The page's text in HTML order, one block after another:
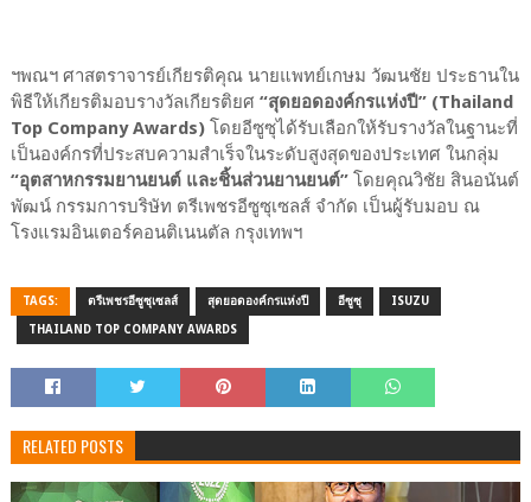
ฯพณฯ ศาสตราจารย์เกียรติคุณ นายแพทย์เกษม วัฒนชัย ประธานใน
พิธีให้เกียรติมอบรางวัลเกียรติยศ “สุดยอดองค์กรแห่งปี” (Thailand
Top Company Awards)โดยอีซูซุได้รับเลือกให้รับรางวัลในฐานะที่
เป็นองค์กรที่ประสบความสำเร็จในระดับสูงสุดของประเทศ ในกลุ่ม
“อุตสาหกรรมยานยนต์ และชิ้นส่วนยานยนต์”โดยคุณวิชัย สินอนันต์
พัฒน์ กรรมการบริษัท ตรีเพชรอีซูซุเซลส์ จำกัด เป็นผู้รับมอบ ณ
โรงแรมอินเตอร์คอนติเนนตัล กรุงเทพฯ
TAGS: ตรีเพชรอีซูซุเซลส์ สุดยอดองค์กรแห่งปี อีซูซุ ISUZU
THAILAND TOP COMPANY AWARDS
RELATED POSTS